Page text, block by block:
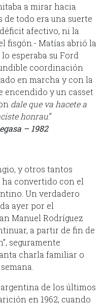
a mirar hacia
de todo era una suerte
afectivo, ni la
fisgón.- Matías abrió la
esperaba su Ford
coordinación
en marcha y con la
encendido y un casset
dale que va hacete a
honrau.”
– 1982
y otros tantos
ha convertido con el
Un verdadero
ayer por el
Manuel Rodríguez
a partir de fin de
seguramente
charla familiar o
de los últimos
en 1962, cuando